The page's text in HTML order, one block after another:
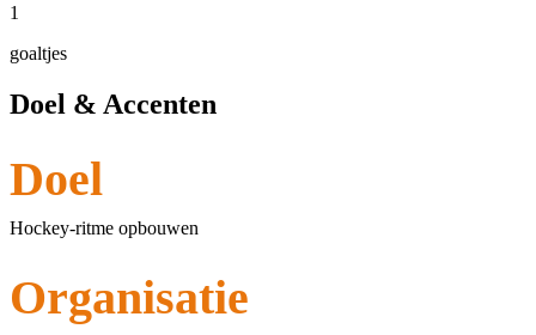
1
goaltjes
Doel & Accenten
Doel
Hockey-ritme opbouwen
Organisatie